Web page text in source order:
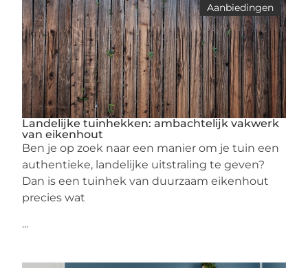
Aanbiedingen
Landelijke tuinhekken: ambachtelijk vakwerk
van eikenhout
Ben je op zoek naar een manier om je tuin een
authentieke, landelijke uitstraling te geven?
Dan is een tuinhek van duurzaam eikenhout
precies wat
...